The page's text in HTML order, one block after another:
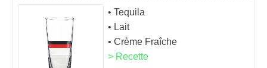
• Tequila
• Lait
• Crème Fraîche
> Recette